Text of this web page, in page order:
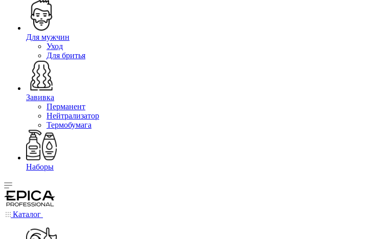
Для мужчин
Уход
Для бритья
Завивка
Перманент
Нейтрализатор
Термобумага
Наборы
Каталог